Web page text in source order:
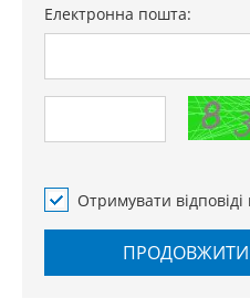
Електронна пошта:
Отримувати
ПРОДОВЖИТИ